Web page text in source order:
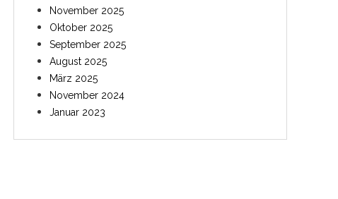
November 2025
Oktober 2025
September 2025
August 2025
März 2025
November 2024
Januar 2023